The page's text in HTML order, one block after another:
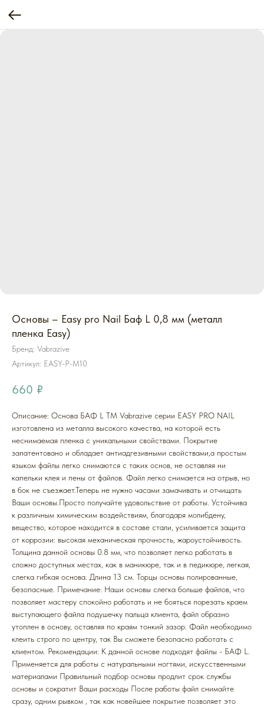
Основы – Easy pro Nail Баф L 0,8 мм (металл
пленка Easy)
Бренд: Vabrazive
Артикул: EASY-P-M10
660 ₽
Описание: Основа БАФ L ТМ Vabrazive серии EASY PRO NAIL
изготовлена из металла высокого качества, на которой есть
неснимаемая пленка с уникальными свойствами. Покрытие
запатентовано и обладает антиадгезивными свойствами,а простым
языком файлы легко снимаются с таких основ, не оставляя ни
капельки клея и пены от файлов. Файл легко снимается на отрыв, но
в бок не съезжает.Теперь не нужно часами замачивать и отчищать
Ваши основы.Просто получайте удовольствие от работы. Устойчива
к различным химическим воздействиям, благодаря молибдену,
вещество, которое находится в составе стали, усиливается защита
от коррозии: высокая механическая прочность, жароустойчивость.
Толщина данной основы 0.8 мм, что позволяет легко работать в
сложно доступных местах, как в маникюре, так и в педикюре, легкая,
слегка гибкая основа. Длина 13 см. Торцы основы полированные,
безопасные. Примечание: Наши основы слегка больше файлов, что
позволяет мастеру спокойно работать и не бояться порезать краем
выступающего файла подушечку пальца клиента, файл образно
утоплен в основу, оставляя по краям тонкий зазор. Файл необходимо
клеить строго по центру, так Вы сможете безопасно работать с
клиентом. Рекомендации: К данной основе подходят файлы - БАФ L.
Применяется для работы с натуральными ногтями, искусственными
материалами Правильный подбор основы продлит срок службы
основы и сократит Ваши расходы После работы файл снимайте
сразу, одним рывком , так как новейшее покрытие позволяет это